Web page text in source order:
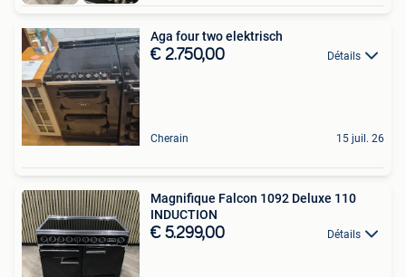
Aga four two elektrisch
€ 2.750,00 Détails
Cherain 15 juil. 26
Magnifique Falcon 1092 Deluxe 110
INDUCTION
€ 5.299,00 Détails